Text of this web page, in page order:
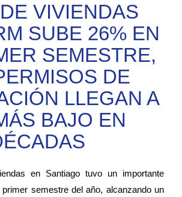
VIVIENDAS
SUBE 26% EN
SEMESTRE,
DE
LLEGAN A
BAJO EN
en Santiago tuvo un importante
semestre del año, alcanzando un